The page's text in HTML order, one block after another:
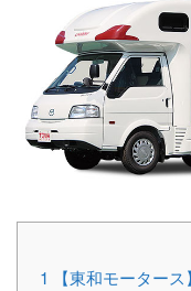
1 【東和モーター